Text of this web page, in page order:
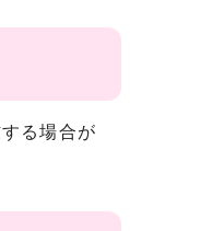
る場合が